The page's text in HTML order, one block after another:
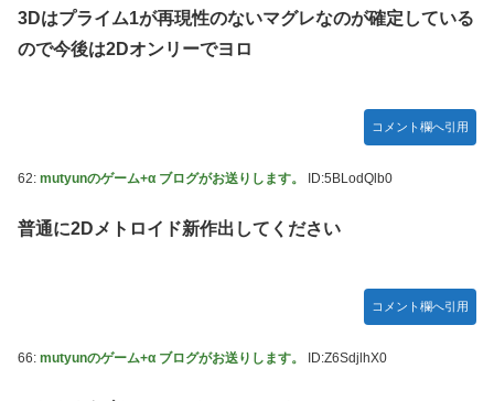
3Dはプライム1が再現性のないマグレなのが確定している
ので今後は2Dオンリーでヨロ
コメント欄へ引用
62: mutyunのゲーム+α ブログがお送りします。 ID:5BLodQlb0
普通に2Dメトロイド新作出してください
コメント欄へ引用
66: mutyunのゲーム+α ブログがお送りします。 ID:Z6SdjlhX0